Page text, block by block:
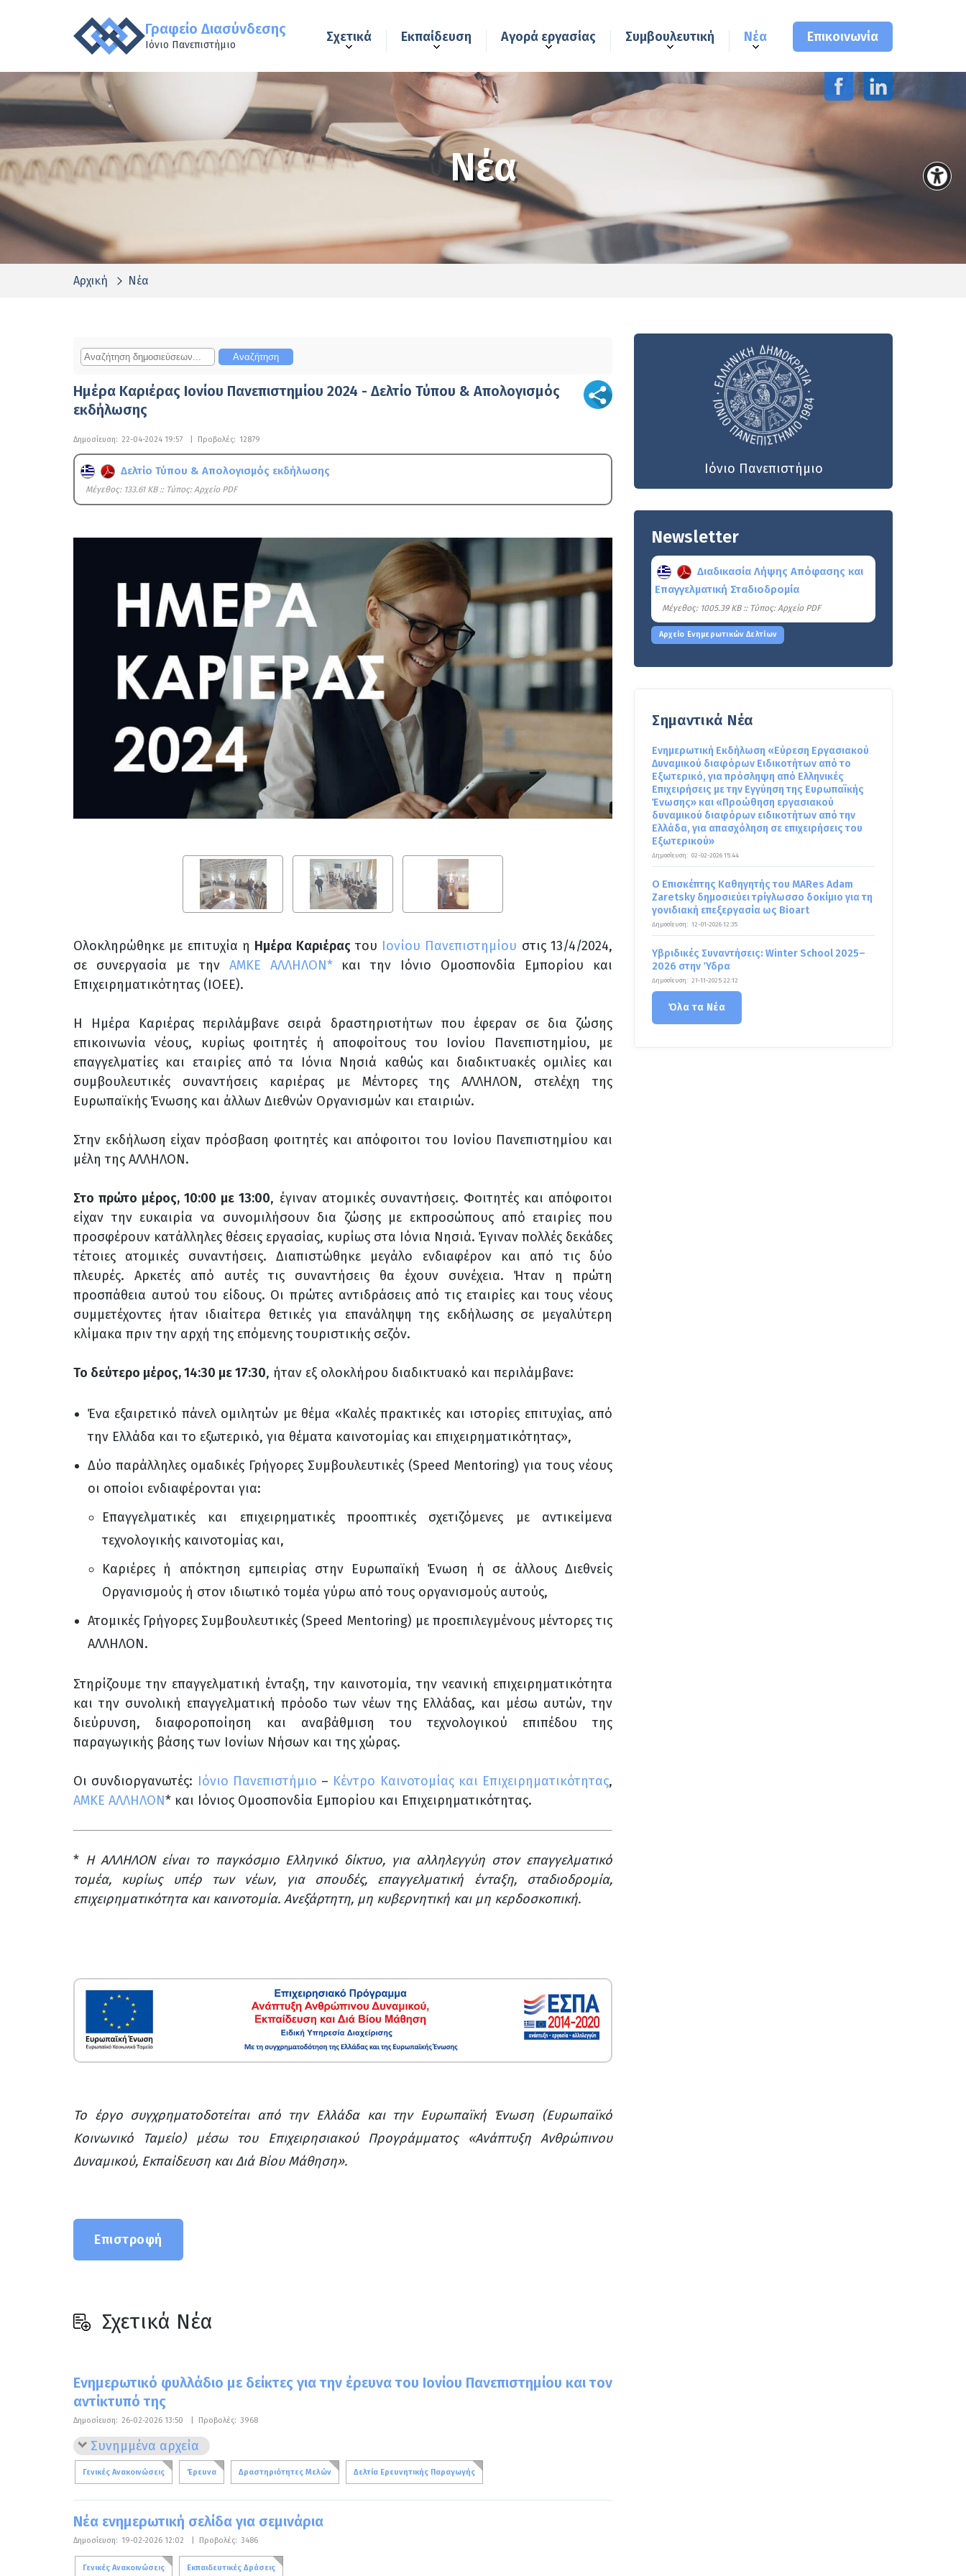
Γραφείο Διασύνδεσης
Ιόνιο Πανεπιστήμιο
Σχετικά Εκπαίδευση Αγορά εργασίας Συμβουλευτική Νέα Επικοινωνία
Νέα
Αρχική Νέα
Ημέρα Καριέρας Ιονίου Πανεπιστημίου 2024 - Δελτίο Τύπου & Απολογισμός
εκδήλωσης
Δημοσίευση: 22-04-2024 19:57 Προβολές: 12879
Δελτίο Τύπου & Απολογισμός εκδήλωσης
Mέγεθος: 133.61 KB :: Τύπος: Αρχείο PDF
Ολοκληρώθηκε με επιτυχία η Ημέρα Καριέραςτου Ιονίου Πανεπιστημίου στις 13/4/2024,
σε συνεργασία με την ΑΜΚΕ ΑΛΛΗΛΟΝ*και την Ιόνιο Ομοσπονδία Εμπορίου και
Επιχειρηματικότητας (ΙΟΕΕ).
Η Ημέρα Καριέρας περιλάμβανε σειρά δραστηριοτήτων που έφεραν σε δια ζώσης
επικοινωνία νέους, κυρίως φοιτητές ή αποφοίτους του Ιονίου Πανεπιστημίου, με
επαγγελματίες και εταιρίες από τα Ιόνια Νησιά καθώς και διαδικτυακές ομιλίες και
συμβουλευτικές συναντήσεις καριέρας με Μέντορες της ΑΛΛΗΛΟΝ, στελέχη της
Ευρωπαϊκής Ένωσης και άλλων Διεθνών Οργανισμών και εταιριών.
Στην εκδήλωση είχαν πρόσβαση φοιτητές και απόφοιτοι του Ιονίου Πανεπιστημίου και
μέλη της ΑΛΛΗΛΟΝ.
Στο πρώτο μέρος, 10:00 με 13:00, έγιναν ατομικές συναντήσεις. Φοιτητές και απόφοιτοι
είχαν την ευκαιρία να συνομιλήσουν δια ζώσης με εκπροσώπους από εταιρίες που
προσφέρουν κατάλληλες θέσεις εργασίας, κυρίως στα Ιόνια Νησιά. Έγιναν πολλές δεκάδες
τέτοιες ατομικές συναντήσεις. Διαπιστώθηκε μεγάλο ενδιαφέρον και από τις δύο
πλευρές. Αρκετές από αυτές τις συναντήσεις θα έχουν συνέχεια. Ήταν η πρώτη
προσπάθεια αυτού του είδους. Οι πρώτες αντιδράσεις από τις εταιρίες και τους νέους
συμμετέχοντες ήταν ιδιαίτερα θετικές για επανάληψη της εκδήλωσης σε μεγαλύτερη
κλίμακα πριν την αρχή της επόμενης τουριστικής σεζόν.
Το δεύτερο μέρος,14:30 με 17:30, ήταν εξ ολοκλήρου διαδικτυακό και περιλάμβανε:
Ένα εξαιρετικό πάνελ ομιλητών με θέμα «Καλές πρακτικές και ιστορίες επιτυχίας, από
την Ελλάδα και το εξωτερικό, για θέματα καινοτομίας και επιχειρηματικότητας»,
Δύο παράλληλες ομαδικές Γρήγορες Συμβουλευτικές (Speed Mentoring) για τους νέους
οι οποίοι ενδιαφέρονται για:
Επαγγελματικές και επιχειρηματικές προοπτικές σχετιζόμενες με αντικείμενα
τεχνολογικής καινοτομίας και,
Καριέρες ή απόκτηση εμπειρίας στην Ευρωπαϊκή Ένωση ή σε άλλους Διεθνείς
Οργανισμούς ή στον ιδιωτικό τομέα γύρω από τους οργανισμούς αυτούς,
Ατομικές Γρήγορες Συμβουλευτικές (Speed Mentoring) με προεπιλεγμένους μέντορες τις
ΑΛΛΗΛΟΝ.
Στηρίζουμε την επαγγελματική ένταξη, την καινοτομία, την νεανική επιχειρηματικότητα
και την συνολική επαγγελματική πρόοδο των νέων της Ελλάδας, και μέσω αυτών, την
διεύρυνση, διαφοροποίηση και αναβάθμιση του τεχνολογικού επιπέδου της
παραγωγικής βάσης των Ιονίων Νήσων και της χώρας.
Οι συνδιοργανωτές: Ιόνιο Πανεπιστήμιο – Κέντρο Καινοτομίας και Επιχειρηματικότητας,
ΑΜΚΕ ΑΛΛΗΛΟΝ* και Ιόνιος Ομοσπονδία Εμπορίου και Επιχειρηματικότητας.
* Η ΑΛΛΗΛΟΝ είναι το παγκόσμιο Ελληνικό δίκτυο, για αλληλεγγύη στον επαγγελματικό
τομέα, κυρίως υπέρ των νέων, για σπουδές, επαγγελματική ένταξη, σταδιοδρομία,
επιχειρηματικότητα και καινοτομία. Ανεξάρτητη, μη κυβερνητική και μη κερδοσκοπική.
Το έργο συγχρηματοδοτείται από την Ελλάδα και την Ευρωπαϊκή Ένωση (Ευρωπαϊκό
Κοινωνικό Ταμείο) μέσω του Επιχειρησιακού Προγράμματος «Ανάπτυξη Ανθρώπινου
Δυναμικού, Εκπαίδευση και Διά Βίου Μάθηση».
Επιστροφή
Σχετικά Νέα
Ενημερωτικό φυλλάδιο με δείκτες για την έρευνα του Ιονίου Πανεπιστημίου και τον
αντίκτυπό της
Δημοσίευση: 26-02-2026 13:50 Προβολές: 3968
Συνημμένα αρχεία
Γενικές Ανακοινώσεις Έρευνα Δραστηριότητες Μελών Δελτία Ερευνητικής Παραγωγής
Νέα ενημερωτική σελίδα για σεμινάρια
Δημοσίευση: 19-02-2026 12:02 Προβολές: 3486
Γενικές Ανακοινώσεις Εκπαιδευτικές Δράσεις
Ιόνιο Πανεπιστήμιο
Newsletter
Διαδικασία Λήψης Απόφασης και
Επαγγελματική Σταδιοδρομία
Mέγεθος: 1005.39 KB :: Τύπος: Αρχείο PDF
Αρχείο Ενημερωτικών Δελτίων
Σημαντικά Νέα
Ενημερωτική Εκδήλωση «Εύρεση Εργασιακού
Δυναμικού διαφόρων Ειδικοτήτων από το
Εξωτερικό, για πρόσληψη από Ελληνικές
Επιχειρήσεις με την Εγγύηση της Ευρωπαϊκής
Ένωσης» και «Προώθηση εργασιακού
δυναμικού διαφόρων ειδικοτήτων από την
Ελλάδα, για απασχόληση σε επιχειρήσεις του
Εξωτερικού»
Δημοσίευση: 02-02-2026 15:44
Ο Επισκέπτης Καθηγητής του MARes Adam
Zaretsky δημοσιεύει τρίγλωσσο δοκίμιο για τη
γονιδιακή επεξεργασία ως Bioart
Δημοσίευση: 12-01-2026 12:35
Υβριδικές Συναντήσεις: Winter School 2025–
2026 στην Ύδρα
Δημοσίευση: 21-11-2025 22:12
Όλα τα Νέα